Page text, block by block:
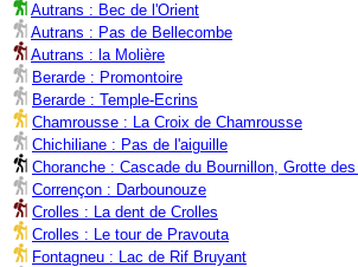
Autrans : Bec de l'Orient
Autrans : Pas de Bellecombe
Autrans : la Molière
Berarde : Promontoire
Berarde : Temple-Ecrins
Chamrousse : La Croix de Chamrousse
Chichiliane : Pas de l'aiguille
Choranche : Cascade du Bournillon, Grotte
Corrençon : Darbounouze
Crolles : La dent de Crolles
Crolles : Le tour de Pravouta
Fontagneu : Lac de Rif Bruyant